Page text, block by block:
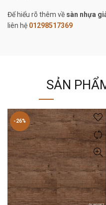
Để hiểu rõ thêm về sàn nhựa
liên hệ 01298517369
SẢN
-26%